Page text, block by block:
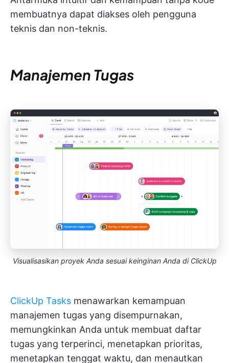
membuatnya dapat diakses oleh pengguna
teknis dan non-teknis.
Manajemen Tugas
Visualisasikan proyek Anda sesuai keinginan Anda di ClickUp
ClickUp Tasks menawarkan kemampuan
manajemen tugas yang disempurnakan,
memungkinkan Anda untuk membuat daftar
tugas yang terperinci, menetapkan prioritas,
menetapkan tenggat waktu, dan menautkan